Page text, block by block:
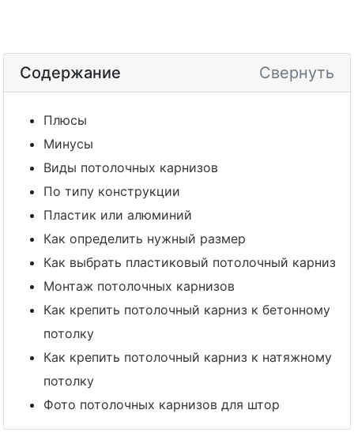
Содержание Свернуть
Плюсы
Минусы
Виды потолочных карнизов
По типу конструкции
Пластик или алюминий
Как определить нужный размер
Как выбрать пластиковый потолочный карниз
Монтаж потолочных карнизов
Как крепить потолочный карниз к бетонному
потолку
Как крепить потолочный карниз к натяжному
потолку
Фото потолочных карнизов для штор